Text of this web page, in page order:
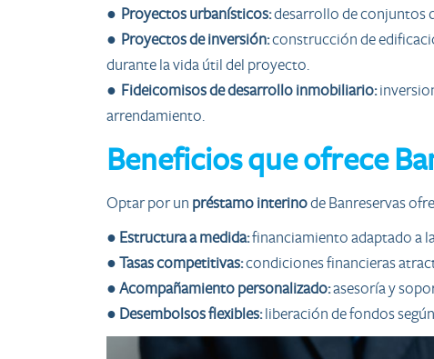
● Proyectos urbanísticos:desarrollo de conjuntos
● Proyectos de inversión:construcción de
durante la vida útil del proyecto.
● Fideicomisos de desarrollo inmobiliario:
arrendamiento.
Beneficios que ofrece
Optar por un préstamo interinode Banreservas
● Estructura a medida:financiamiento adaptado a
●Tasas competitivas:condiciones financieras
●Acompañamiento personalizado:asesoría y
● Desembolsos flexibles:liberación de fondos